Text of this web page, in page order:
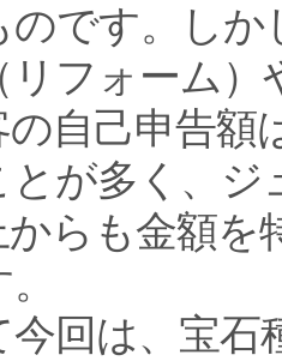
のです。し
リフォーム）
自己申告額
が多く、ジ
らも金額を
今回は、宝石